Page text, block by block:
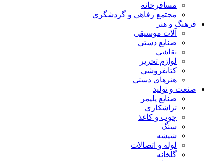
مسافرخانه
مجتمع رفاهی و گردشگری
فرهنگ و هنر
آلات موسیقی
صنایع دستی
نقاشی
لوازم تحریر
کتابفروشی
هنرهای دستی
صنعت و تولید
صنایع پلیمر
تراشکاری
چوب و کاغذ
سنگ
شیشه
لوله و اتصالات
گلخانه